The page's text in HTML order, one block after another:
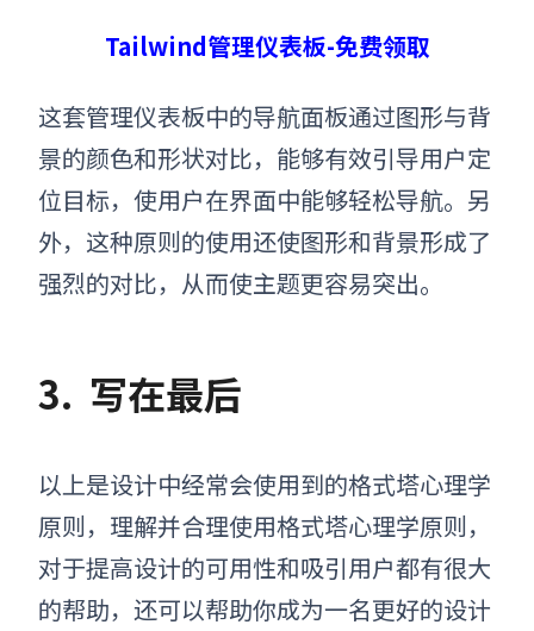
Tailwind管理仪表板-免费领取
这套管理仪表板中的导航面板通过图形与背
景的颜色和形状对比，能够有效引导用户定
位目标，使用户在界面中能够轻松导航。另
外，这种原则的使用还使图形和背景形成了
强烈的对比，从而使主题更容易突出。
3. 写在最后
以上是设计中经常会使用到的格式塔心理学
原则，理解并合理使用格式塔心理学原则，
对于提高设计的可用性和吸引用户都有很大
的帮助，还可以帮助你成为一名更好的设计